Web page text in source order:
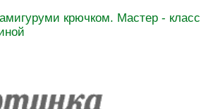
крючком. Мастер - класс